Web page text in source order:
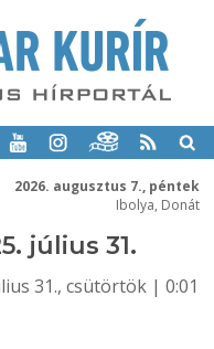
2026. augusztus 7., péntek
Ibolya, Donát
július 31.
31., csütörtök | 0:01